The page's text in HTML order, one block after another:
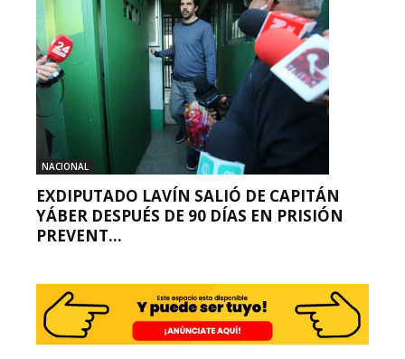
NACIONAL
EXDIPUTADO LAVÍN SALIÓ DE CAPITÁN
YÁBER DESPUÉS DE 90 DÍAS EN PRISIÓN
PREVENT...